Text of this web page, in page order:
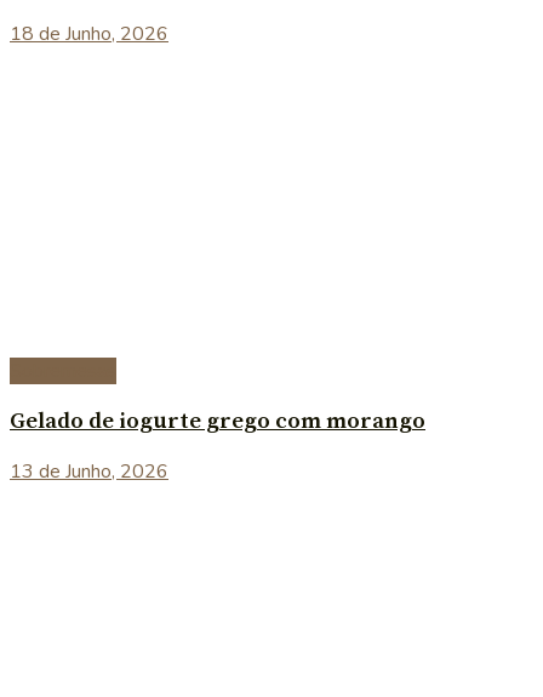
18 de Junho, 2026
Gelado de iogurte grego com morango
13 de Junho, 2026